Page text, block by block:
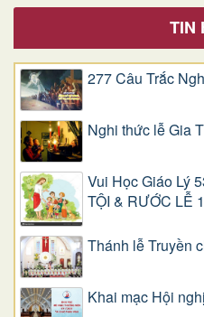
TIN
277 Câu Trắc
Nghi thức lễ Gia
Vui Học Giáo Lý
TỘI & RƯỚC LỄ 1
Thánh lễ Truyền
Khai mạc Hội